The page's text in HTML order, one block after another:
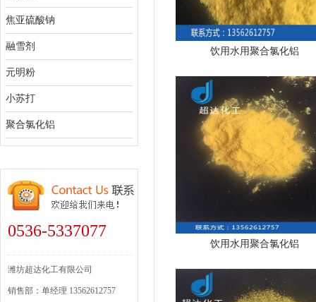
焦亚硫酸钠
融雪剂
元明粉
小苏打
聚合氯化铝
0536-5337077
潍坊超达化工有限公司
销售部：单经理 13562612757
饮用水用聚合氯化铝
饮用水用聚合氯化铝